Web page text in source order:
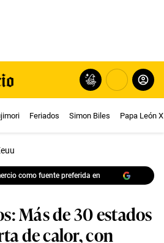
Feriados Simon Biles Papa León
como fuente preferida en
Más de 30 estados
de calor, con